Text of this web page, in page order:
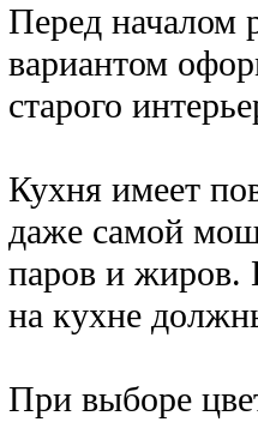
Перед началом
вариантом
старого
Кухня имеет
даже самой
паров и жиров.
на кухне
При выборе